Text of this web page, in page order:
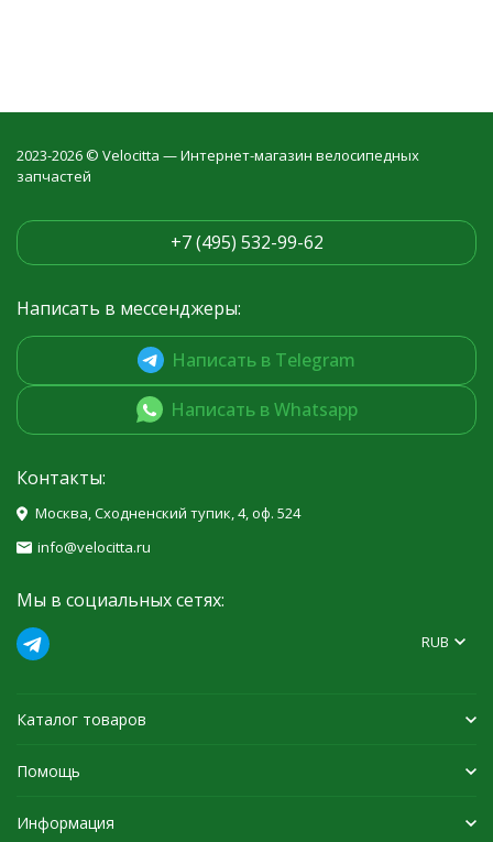
2023-2026 © Velocitta — Интернет-магазин велосипедных
запчастей
+7 (495) 532-99-62
Написать в мессенджеры:
Написать в Telegram
Написать в Whatsapp
Контакты:
Москва, Сходненский тупик, 4, оф. 524
info@velocitta.ru
Мы в социальных сетях:
RUB
Каталог товаров
Помощь
Информация